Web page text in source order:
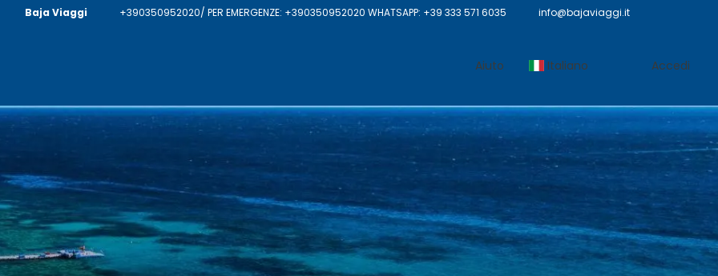
Baja Viaggi +390350952020/ PER EMERGENZE: +390350952020 WHATSAPP: +39 333 571 6035 info@bajaviaggi.it
Aiuto Italiano Accedi